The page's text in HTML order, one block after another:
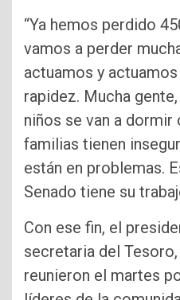
“Ya hemos perdido
vamos a perder
actuamos y
rapidez. Mucha
niños se van a dormir
familias tienen
están en problemas.
Senado tiene su
Con ese fin, el
secretaria del
reunieron el martes